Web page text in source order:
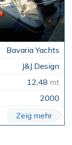
Bavaria Yachts
J&J Design
12,48 mt
2000
Zeig mehr